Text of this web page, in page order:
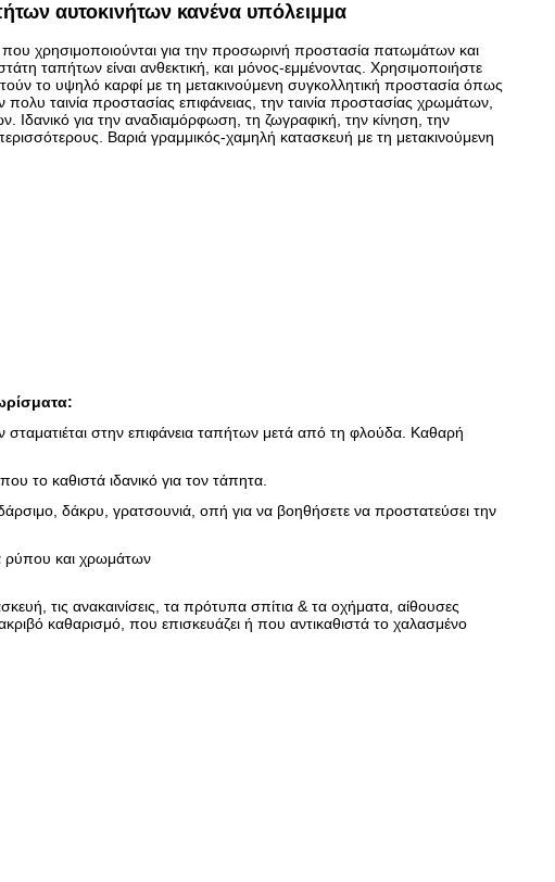
αυτοκινήτων κανένα υπόλειμμα
που χρησιμοποιούνται για την προσωρινή προστασία πατωμάτων και
ταπήτων είναι ανθεκτική, και μόνος-εμμένοντας. Χρησιμοποιήστε
το υψηλό καρφί με τη μετακινούμενη συγκολλητική προστασία όπως
ταινία προστασίας επιφάνειας, την ταινία προστασίας χρωμάτων,
για την αναδιαμόρφωση, τη ζωγραφική, την κίνηση, την
Βαριά γραμμικός-χαμηλή κατασκευή με τη μετακινούμενη
σταματιέται στην επιφάνεια ταπήτων μετά από τη φλούδα. Καθαρή
το καθιστά ιδανικό για τον τάπητα.
δάκρυ, γρατσουνιά, οπή για να βοηθήσετε να προστατεύσει την
ρύπου και χρωμάτων
τις ανακαινίσεις, τα πρότυπα σπίτια & τα οχήματα, αίθουσες
καθαρισμό, που επισκευάζει ή που αντικαθιστά το χαλασμένο